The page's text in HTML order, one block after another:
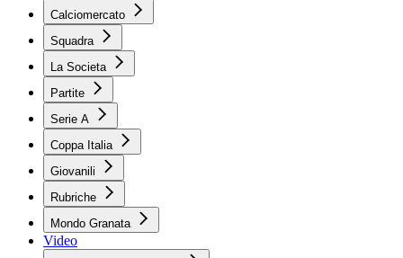
Calciomercato
Squadra
La Societa
Partite
Serie A
Coppa Italia
Giovanili
Rubriche
Mondo Granata
Video